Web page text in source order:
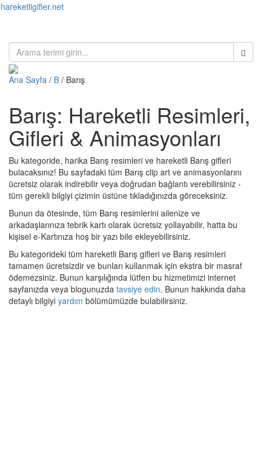
hareketligifler.net
Ana Sayfa / B / Barış
Barış: Hareketli Resimleri,
Gifleri & Animasyonları
Bu kategoride, harika Barış resimleri ve hareketli Barış gifleri
bulacaksınız! Bu sayfadaki tüm Barış clip art ve animasyonlarını
ücretsiz olarak indirebilir veya doğrudan bağlantı verebilirsiniz -
tüm gerekli bilgiyi çizimin üstüne tıkladığınızda göreceksiniz.
Bunun da ötesinde, tüm Barış resimlerini ailenize ve
arkadaşlarınıza tebrik kartı olarak ücretsiz yollayabilir, hatta bu
kişisel e-Kartınıza hoş bir yazı bile ekleyebilirsiniz.
Bu kategorideki tüm hareketli Barış gifleri ve Barış resimleri
tamamen ücretsizdir ve bunları kullanmak için ekstra bir masraf
ödemezsiniz. Bunun karşılığında lütfen bu hizmetimizi internet
sayfanızda veya blogunuzda tavsiye edin. Bunun hakkında daha
detaylı bilgiyi yardım bölümümüzde bulabilirsiniz.